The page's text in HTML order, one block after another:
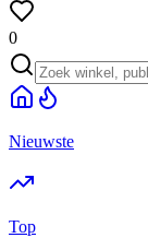
0
Nieuwste
Top